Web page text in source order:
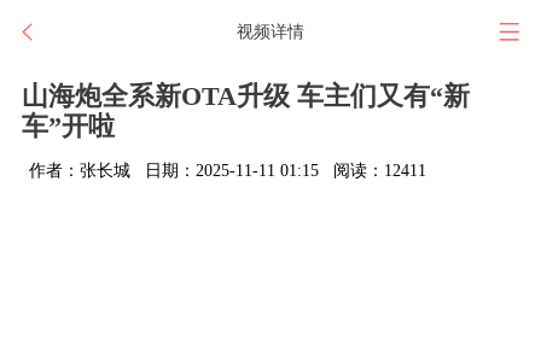
视频详情
山海炮全系新OTA升级 车主们又有“新
车”开啦
作者：张长城 日期：2025-11-11 01:15 阅读：12411